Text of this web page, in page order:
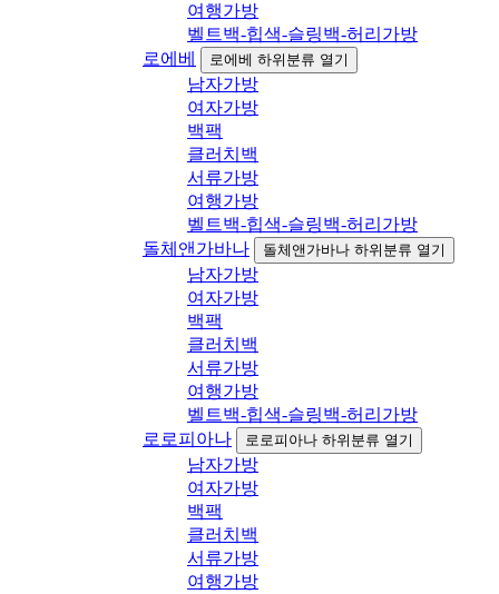
여행가방
벨트백-힙색-슬링백-허리가방
로에베
로에베 하위분류 열기
남자가방
여자가방
백팩
클러치백
서류가방
여행가방
벨트백-힙색-슬링백-허리가방
돌체앤가바나
돌체앤가바나 하위분류 열기
남자가방
여자가방
백팩
클러치백
서류가방
여행가방
벨트백-힙색-슬링백-허리가방
로로피아나
로로피아나 하위분류 열기
남자가방
여자가방
백팩
클러치백
서류가방
여행가방